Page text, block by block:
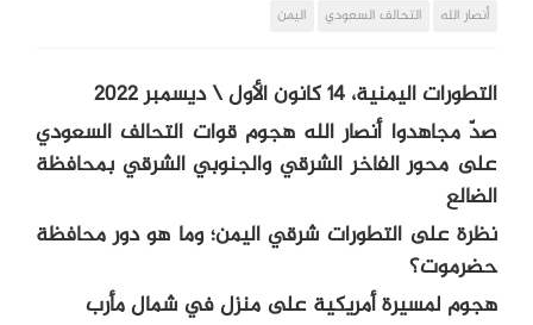
أنصار الله التحالف السعودي اليمن
التطورات اليمنية، 14 كانون الأول \ ديسمبر 2022
صدّ مجاهدوا أنصار الله هجوم قوات التحالف السعودي
على محور الفاخر الشرقي والجنوبي الشرقي بمحافظة
الضالع
نظرة على التطورات شرقي اليمن؛ وما هو دور محافظة
حضرموت؟
هجوم لمسيرة أمريكية على منزل في شمال مأرب